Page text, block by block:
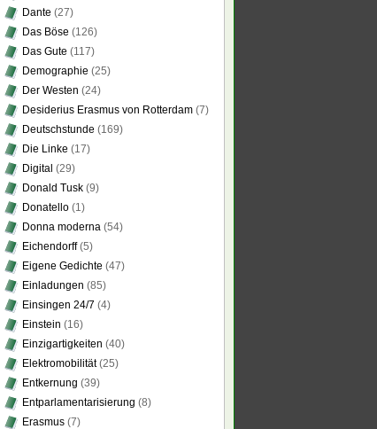
Dante (27)
Das Böse (126)
Das Gute (117)
Demographie (25)
Der Westen (24)
Desiderius Erasmus von Rotterdam (7)
Deutschstunde (169)
Die Linke (17)
Digital (29)
Donald Tusk (9)
Donatello (1)
Donna moderna (54)
Eichendorff(5)
Eigene Gedichte (47)
Einladungen (85)
Einsingen 24/7 (4)
Einstein (16)
Einzigartigkeiten (40)
Elektromobilität(25)
Entkernung (39)
Entparlamentarisierung (8)
Erasmus (7)